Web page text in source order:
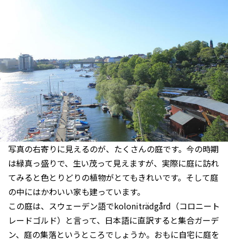
写真の右寄りに見えるのが、たくさんの庭です。今の時期
は緑真っ盛りで、生い茂って見えますが、実際に庭に訪れ
てみると色とりどりの植物がとてもきれいです。そして庭
の中にはかわいい家も建っています。
この庭は、スウェーデン語でkoloniträdgård（コロニート
レードゴルド）と言って、日本語に直訳すると集合ガーデ
ン、庭の集落というところでしょうか。おもに自宅に庭を